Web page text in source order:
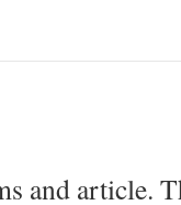
and article.